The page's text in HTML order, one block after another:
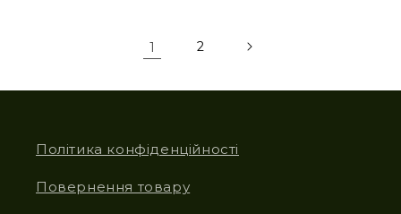
1 2
Політика конфіденційності
Повернення товару